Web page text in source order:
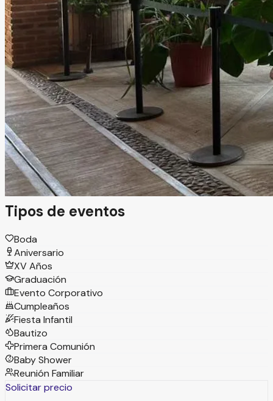
Los Cartuchos Eventos
Puebla
Puebla, Puebla Salón, Jardín Hasta personas
Información
Recinto lleno de encanto donde se hacen realidad los
deseos. Hermoso escenario para bodas memorables con
ambiente festivo y servicio integral para todos los
invitados.
Tipos de eventos
Boda
Aniversario
XV Años
Graduación
Evento Corporativo
Cumpleaños
Fiesta Infantil
Bautizo
Primera Comunión
Baby Shower
Reunión Familiar
Solicitar precio